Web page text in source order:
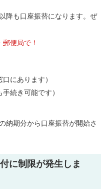
降も口座振替になります。ぜ
便局で！
にあります）
続き可能です）
納期分から口座振替が開始さ
に制限が発生しま